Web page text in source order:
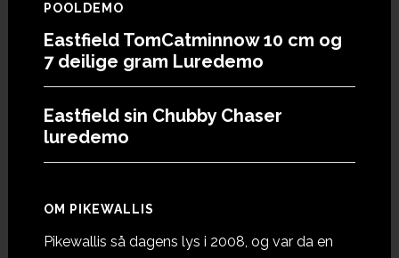
POOLDEMO
Eastfield TomCatminnow 10 cm og
7 deilige gram Luredemo
Eastfield sin Chubby Chaser
luredemo
OM PIKEWALLIS
Pikewallis så dagens lys i 2008, og var da en